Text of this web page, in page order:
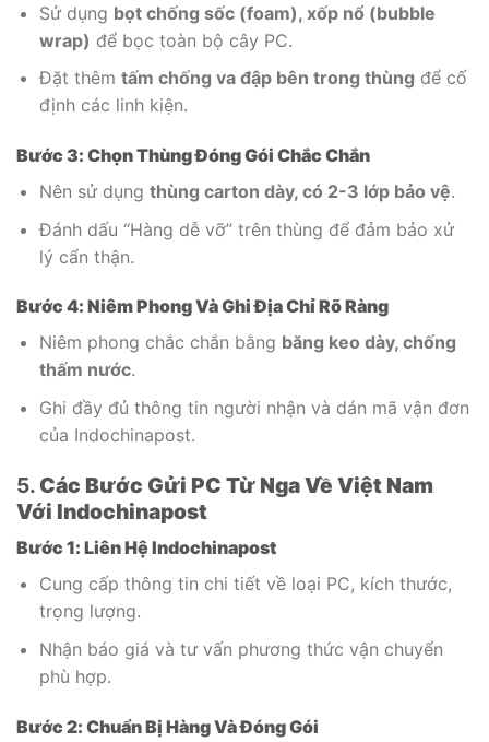
Sử dụng bọt chống sốc (foam), xốp nổ (bubble
wrap) để bọc toàn bộ cây PC.
Đặt thêm tấm chống va đập bên trong thùng để cố
định các linh kiện.
Bước 3: Chọn Thùng Đóng Gói Chắc Chắn
Nên sử dụng thùng carton dày, có 2-3 lớp bảo vệ.
Đánh dấu “Hàng dễ vỡ” trên thùng để đảm bảo xử
lý cẩn thận.
Bước 4: Niêm Phong Và Ghi Địa Chỉ Rõ Ràng
Niêm phong chắc chắn bằng băng keo dày, chống
thấm nước.
Ghi đầy đủ thông tin người nhận và dán mã vận đơn
của Indochinapost.
5. Các Bước Gửi PC Từ Nga Về Việt Nam
Với Indochinapost
Bước 1: Liên Hệ Indochinapost
Cung cấp thông tin chi tiết về loại PC, kích thước,
trọng lượng.
Nhận báo giá và tư vấn phương thức vận chuyển
phù hợp.
Bước 2: Chuẩn Bị Hàng Và Đóng Gói